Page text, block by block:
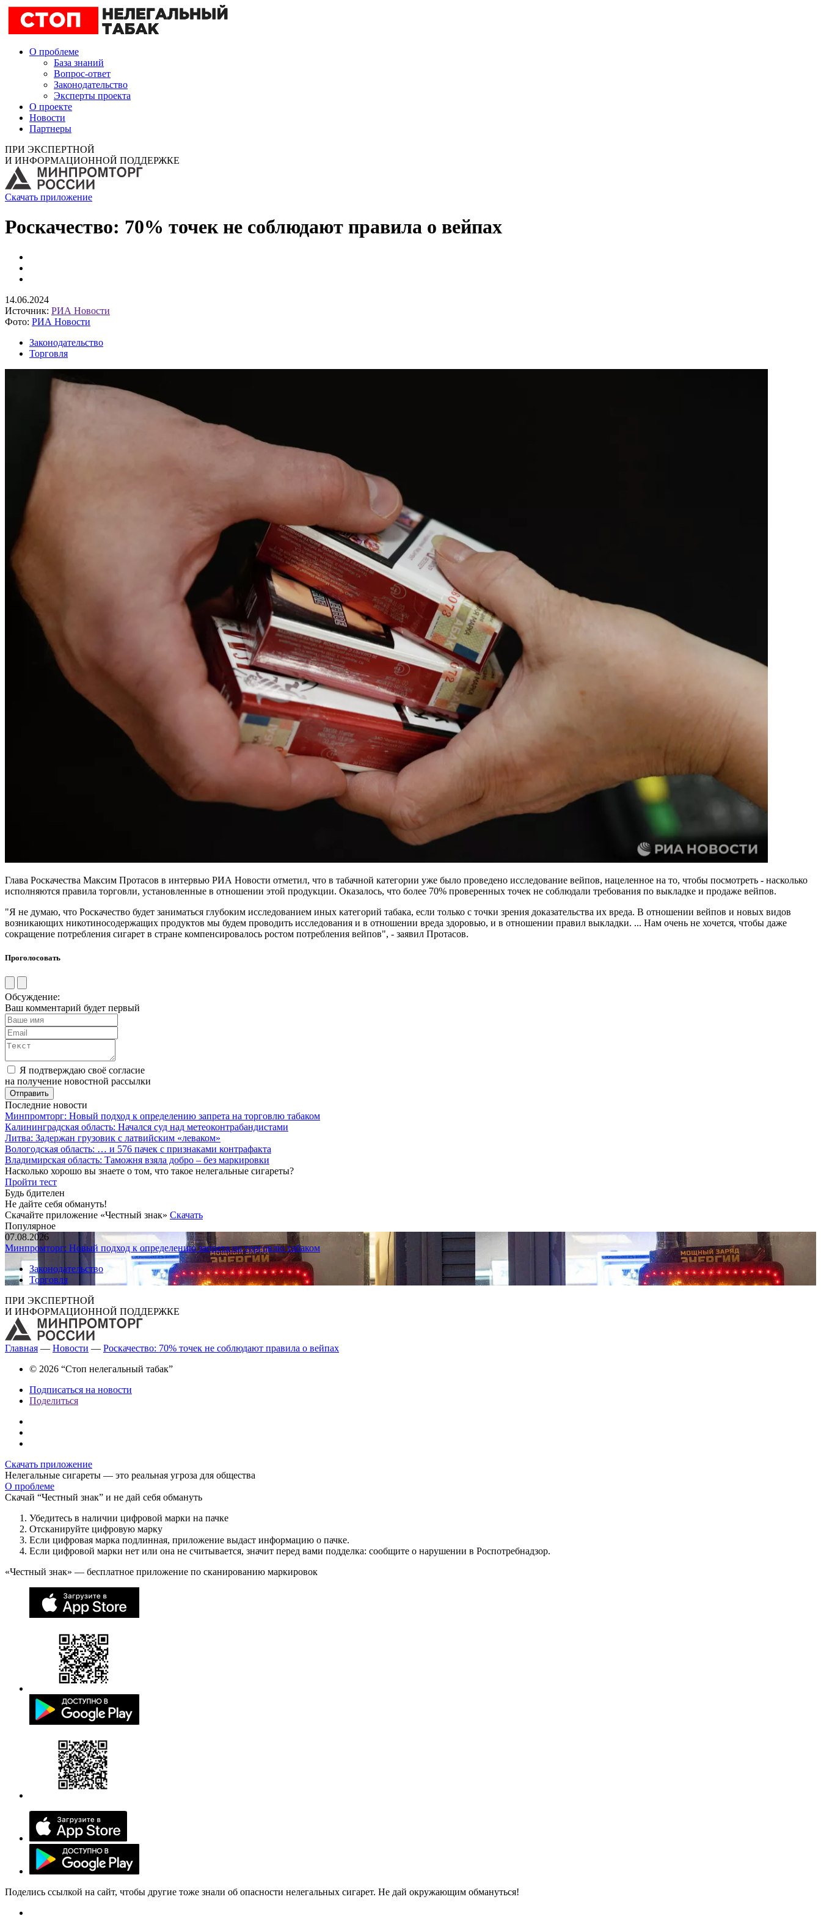
О проблеме
База знаний
Вопрос-ответ
Законодательство
Эксперты проекта
О проекте
Новости
Партнеры
ПРИ ЭКСПЕРТНОЙ
И ИНФОРМАЦИОННОЙ ПОДДЕРЖКЕ
Скачать приложение
Роскачество: 70% точек не соблюдают правила о вейпах
14.06.2024
Источник: РИА Новости
Фото: РИА Новости
Законодательство
Торговля
Глава Роскачества Максим Протасов в интервью РИА Новости отметил, что в табачной категории уже было проведено исследование вейпов, нацеленное на то, чтобы посмотреть - насколько
исполняются правила торговли, установленные в отношении этой продукции. Оказалось, что более 70% проверенных точек не соблюдали требования по выкладке и продаже вейпов.
"Я не думаю, что Роскачество будет заниматься глубоким исследованием иных категорий табака, если только с точки зрения доказательства их вреда. В отношении вейпов и новых видов
возникающих никотиносодержащих продуктов мы будем проводить исследования и в отношении вреда здоровью, и в отношении правил выкладки. ... Нам очень не хочется, чтобы даже
сокращение потребления сигарет в стране компенсировалось ростом потребления вейпов", - заявил Протасов.
Проголосовать
Обсуждение:
Ваш комментарий будет первый
Я подтверждаю своё согласие
на получение новостной рассылки
Последние новости
Минпромторг: Новый подход к определению запрета на торговлю табаком
Калининградская область: Начался суд над метеоконтрабандистами
Литва: Задержан грузовик с латвийским «леваком»
Вологодская область: … и 576 пачек с признаками контрафакта
Владимирская область: Таможня взяла добро – без маркировки
Насколько хорошо вы знаете о том, что такое нелегальные сигареты?
Пройти тест
Будь бдителен
Не дайте себя обмануть!
Скачайте приложение «Честный знак» Скачать
Популярное
07.08.2026
Минпромторг: Новый подход к определению запрета на торговлю табаком
Законодательство
Торговля
ПРИ ЭКСПЕРТНОЙ
И ИНФОРМАЦИОННОЙ ПОДДЕРЖКЕ
Главная — Новости — Роскачество: 70% точек не соблюдают правила о вейпах
© 2026 “Стоп нелегальный табак”
Подписаться на новости
Поделиться
Скачать приложение
Нелегальные сигареты — это реальная угроза для общества
О проблеме
Скачай “Честный знак” и не дай себя обмануть
Убедитесь в наличии цифровой марки на пачке
Отсканируйте цифровую марку
Если цифровая марка подлинная, приложение выдаст информацию о пачке.
Если цифровой марки нет или она не считывается, значит перед вами подделка: сообщите о нарушении в Роспотребнадзор.
«Честный знак» — бесплатное приложение по сканированию маркировок
Поделись ссылкой на сайт, чтобы другие тоже знали об опасности нелегальных сигарет. Не дай окружающим обмануться!